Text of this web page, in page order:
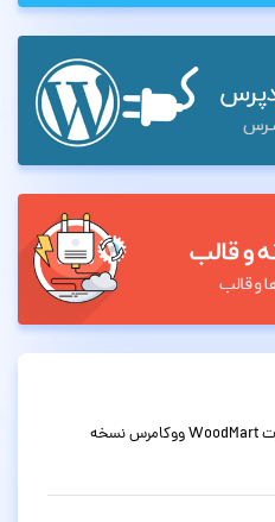
قالب فروشگاهی چندمنظوره وودمارت WoodMart ووکامرس نسخه